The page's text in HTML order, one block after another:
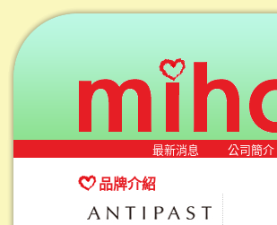
最新消息 公司簡介
品牌介紹